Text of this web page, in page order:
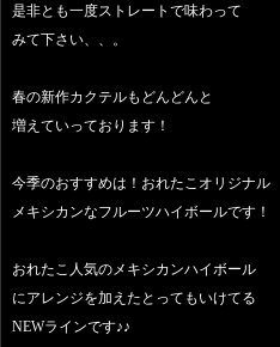
是非とも一度ストレートで味わって
みて下さい、、。
春の新作カクテルもどんどんと
増えていっております！
今季のおすすめは！おれたこオリジナル
メキシカンなフルーツハイボールです！
おれたこ人気のメキシカンハイボール
にアレンジを加えたとってもいけてる
NEWラインです♪♪